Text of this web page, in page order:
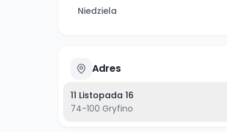
Niedziela
Adres
11 Listopada 16
74-100 Gryfino